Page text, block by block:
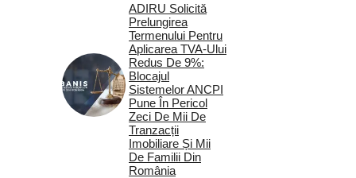
ADIRU Solicită
Prelungirea
Termenului Pentru
Aplicarea TVA-Ului
Redus De 9%:
Blocajul
Sistemelor ANCPI
Pune În Pericol
Zeci De Mii De
Tranzacții
Imobiliare Și Mii
De Familii Din
România